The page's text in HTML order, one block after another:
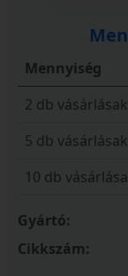
Mennyiség
2 db
5 db
10 db
Gyártó:
Cikkszám: